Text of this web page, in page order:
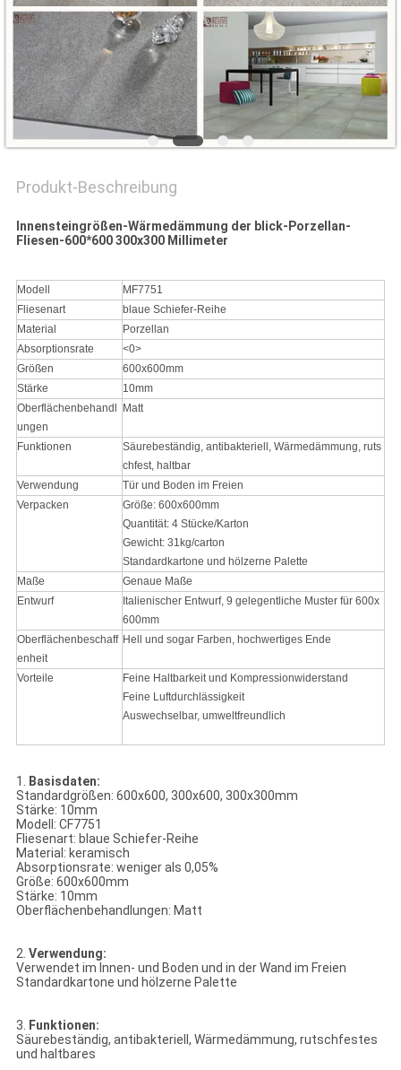
Produkt-Beschreibung
Innensteingrößen-Wärmedämmung der blick-Porzellan-
Fliesen-600*600 300x300 Millimeter
Modell
MF7751
Fliesenart
blaue Schiefer-Reihe
Material
Porzellan
Absorptionsrate
<0>
Größen
600x600mm
Stärke
10mm
Oberflächenbehandl
ungen
Matt
Funktionen
Säurebeständig, antibakteriell, Wärmedämmung, ruts
chfest, haltbar
Verwendung
Tür und Boden im Freien
Verpacken
Größe: 600x600mm
Quantität: 4 Stücke/Karton
Gewicht: 31kg/carton
Standardkartone und hölzerne Palette
Maße
Genaue Maße
Entwurf
Italienischer Entwurf, 9 gelegentliche Muster für 600x
600mm
Oberflächenbeschaff
enheit
Hell und sogar Farben, hochwertiges Ende
Vorteile
Feine Haltbarkeit und Kompressionwiderstand
Feine Luftdurchlässigkeit
Auswechselbar, umweltfreundlich
1. Basisdaten:
Standardgrößen: 600x600, 300x600, 300x300mm
Stärke: 10mm
Modell: CF7751
Fliesenart: blaue Schiefer-Reihe
Material: keramisch
Absorptionsrate: weniger als 0,05%
Größe: 600x600mm
Stärke: 10mm
Oberflächenbehandlungen: Matt
2. Verwendung:
Verwendet im Innen- und Boden und in der Wand im Freien
Standardkartone und hölzerne Palette
3. Funktionen:
Säurebeständig, antibakteriell, Wärmedämmung, rutschfestes
und haltbares